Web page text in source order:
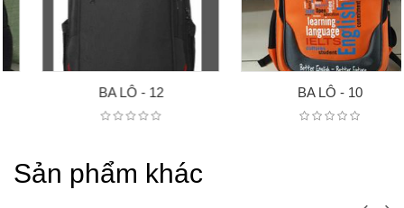
BA LÔ - 12 BA LÔ - 10
Sản phẩm khác